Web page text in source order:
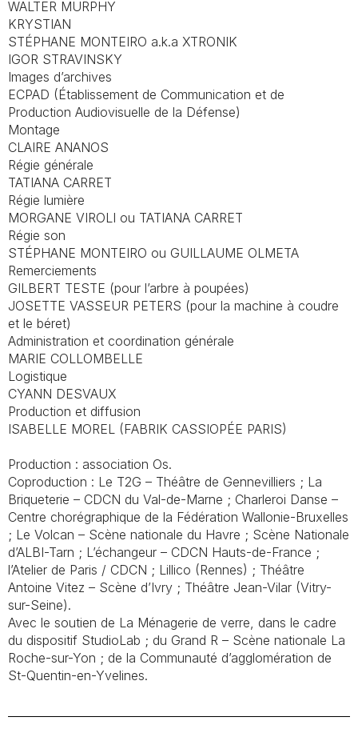
WALTER MURPHY
KRYSTIAN
STÉPHANE MONTEIRO a.k.a XTRONIK
IGOR STRAVINSKY
Images d’archives
ECPAD (Établissement de Communication et de
Production Audiovisuelle de la Défense)
Montage
CLAIRE ANANOS
Régie générale
TATIANA CARRET
Régie lumière
MORGANE VIROLI ou TATIANA CARRET
Régie son
STÉPHANE MONTEIRO ou GUILLAUME OLMETA
Remerciements
GILBERT TESTE (pour l’arbre à poupées)
JOSETTE VASSEUR PETERS (pour la machine à coudre
et le béret)
Administration et coordination générale
MARIE COLLOMBELLE
Logistique
CYANN DESVAUX
Production et diffusion
ISABELLE MOREL (FABRIK CASSIOPÉE PARIS)
Production : association Os.
Coproduction : Le T2G – Théâtre de Gennevilliers ; La
Briqueterie – CDCN du Val-de-Marne ; Charleroi Danse –
Centre chorégraphique de la Fédération Wallonie-Bruxelles
; Le Volcan – Scène nationale du Havre ; Scène Nationale
d’ALBI-Tarn ; L’échangeur – CDCN Hauts-de-France ;
l’Atelier de Paris / CDCN ; Lillico (Rennes) ; Théâtre
Antoine Vitez – Scène d’Ivry ; Théâtre Jean-Vilar (Vitry-
sur-Seine).
Avec le soutien de La Ménagerie de verre, dans le cadre
du dispositif StudioLab ; du Grand R – Scène nationale La
Roche-sur-Yon ; de la Communauté d’agglomération de
St-Quentin-en-Yvelines.